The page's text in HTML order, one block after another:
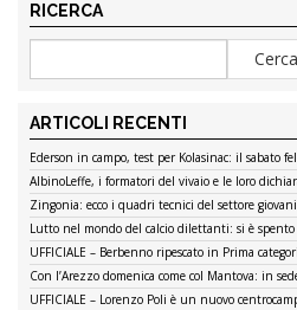
RICERCA
ARTICOLI RECENTI
Ederson in campo, test per Kolasinac: il sabato
AlbinoLeffe, i formatori del vivaio e le loro
Zingonia: ecco i quadri tecnici del settore
Lutto nel mondo del calcio dilettanti: si è
UFFICIALE – Berbenno ripescato in Prima
Con l’Arezzo domenica come col Mantova: in
UFFICIALE – Lorenzo Poli è un nuovo